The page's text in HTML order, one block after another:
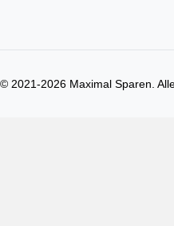
© 2021-2026 Maximal Sparen.